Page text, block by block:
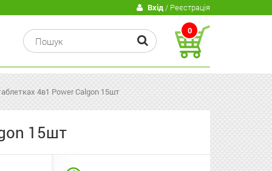
Вхід/ Реєстрація
0
4в1 Power Calgon 15шт
15шт